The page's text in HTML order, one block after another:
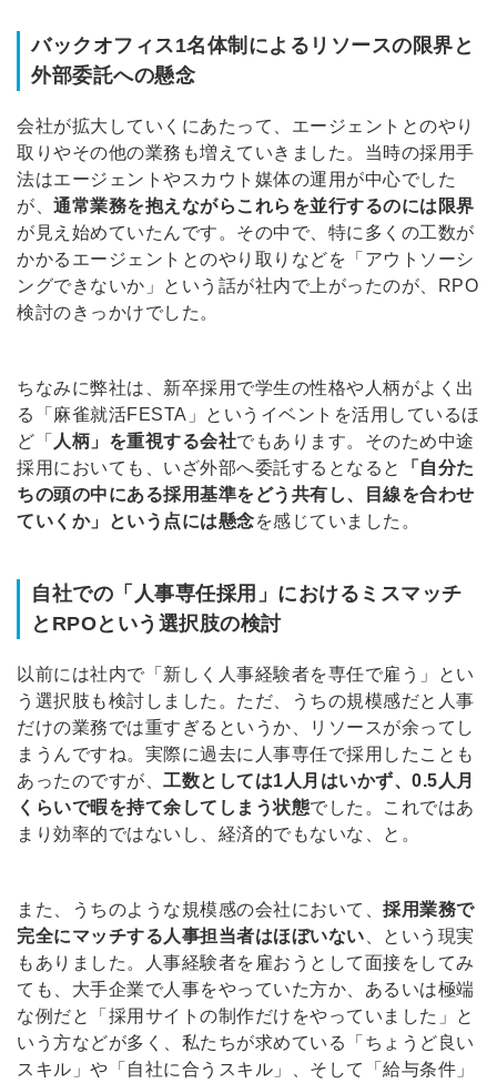
バックオフィス1名体制によるリソースの限界と
外部委託への懸念
会社が拡大していくにあたって、エージェントとのやり
取りやその他の業務も増えていきました。当時の採用手
法はエージェントやスカウト媒体の運用が中心でした
が、 通常業務を抱えながらこれらを並行するのには限界
が見え始めていたんです。その中で、特に多くの工数が
かかるエージェントとのやり取りなどを「アウトソーシ
ングできないか」という話が社内で上がったのが、RPO
検討のきっかけでした。
ちなみに弊社は、新卒採用で学生の性格や人柄がよく出
る「麻雀就活FESTA」というイベントを活用しているほ
ど「 人柄」を重視する会社でもあります。そのため中途
採用においても、いざ外部へ委託するとなると
「自分た
ちの頭の中にある採用基準をどう共有し、目線を合わせ
ていくか」という点には懸念を感じていました。
自社での「人事専任採用」におけるミスマッチ
とRPOという選択肢の検討
以前には社内で「新しく人事経験者を専任で雇う」とい
う選択肢も検討しました。ただ、うちの規模感だと人事
だけの業務では重すぎるというか、リソースが余ってし
まうんですね。実際に過去に人事専任で採用したことも
あったのですが、 工数としては1人月はいかず、0.5人月
くらいで暇を持て余してしまう状態でした。これではあ
まり効率的ではないし、経済的でもないな、と。
また、うちのような規模感の会社において、 採用業務で
完全にマッチする人事担当者はほぼいない 、という現実
もありました。人事経験者を雇おうとして面接をしてみ
ても、大手企業で人事をやっていた方か、あるいは極端
な例だと「採用サイトの制作だけをやっていました」と
いう方などが多く、私たちが求めている「ちょうど良い
スキル」や「自社に合うスキル」、そして「給与条件」